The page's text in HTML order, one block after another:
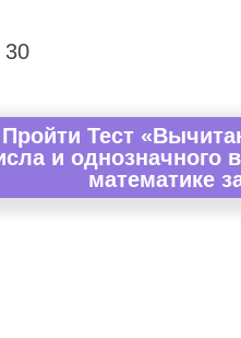
30
Пройти Тест
и однозначного
математике